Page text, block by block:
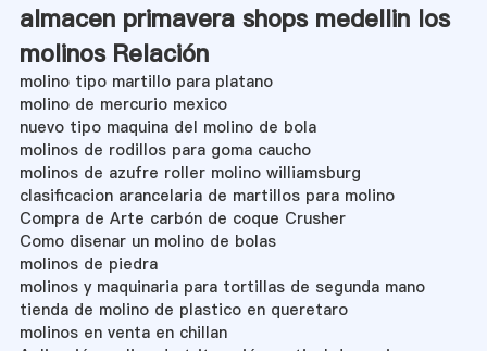
almacen primavera shops medellin los
molinos Relación
molino tipo martillo para platano
molino de mercurio mexico
nuevo tipo maquina del molino de bola
molinos de rodillos para goma caucho
molinos de azufre roller molino williamsburg
clasificacion arancelaria de martillos para molino
Compra de Arte carbón de coque Crusher
Como disenar un molino de bolas
molinos de piedra
molinos y maquinaria para tortillas de segunda mano
tienda de molino de plastico en queretaro
molinos en venta en chillan